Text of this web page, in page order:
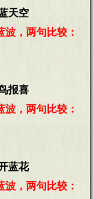
天空
，两句比较：
报喜
，两句比较：
蓝花
，两句比较：